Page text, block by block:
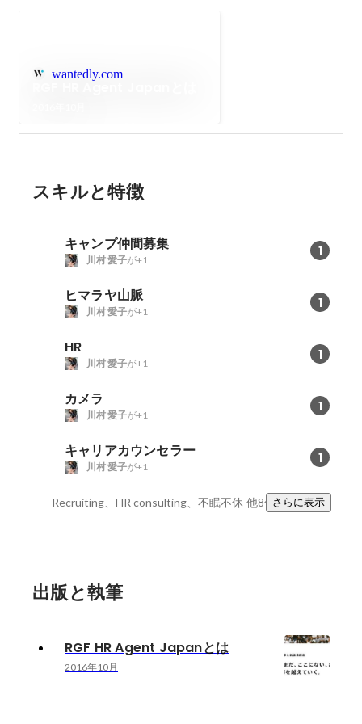
wantedly.com
スキルと特徴
キャンプ仲間募集 1
川村 愛子が+1
ヒマラヤ山脈 1
川村 愛子が+1
HR 1
川村 愛子が+1
カメラ 1
川村 愛子が+1
キャリアカウンセラー 1
川村 愛子が+1
Recruiting、HR consulting、不眠不休 他8件さらに表示
出版と執筆
RGF HR Agent Japanとは
2016年10月